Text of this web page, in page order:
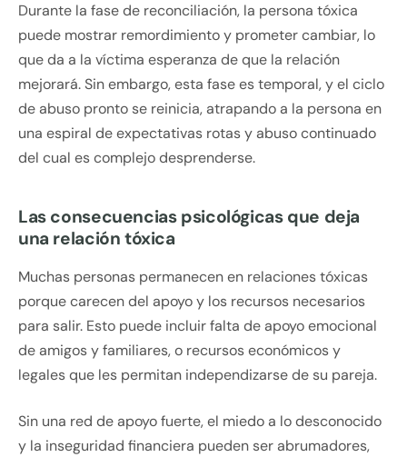
Durante la fase de reconciliación, la persona tóxica
puede mostrar remordimiento y prometer cambiar, lo
que da a la víctima esperanza de que la relación
mejorará. Sin embargo, esta fase es temporal, y el ciclo
de abuso pronto se reinicia, atrapando a la persona en
una espiral de expectativas rotas y abuso continuado
del cual es complejo desprenderse.
Las consecuencias psicológicas que deja
una relación tóxica
Muchas personas permanecen en relaciones tóxicas
porque carecen del apoyo y los recursos necesarios
para salir. Esto puede incluir falta de apoyo emocional
de amigos y familiares, o recursos económicos y
legales que les permitan independizarse de su pareja.
Sin una red de apoyo fuerte, el miedo a lo desconocido
y la inseguridad financiera pueden ser abrumadores,